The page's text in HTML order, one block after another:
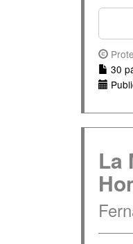
30
La